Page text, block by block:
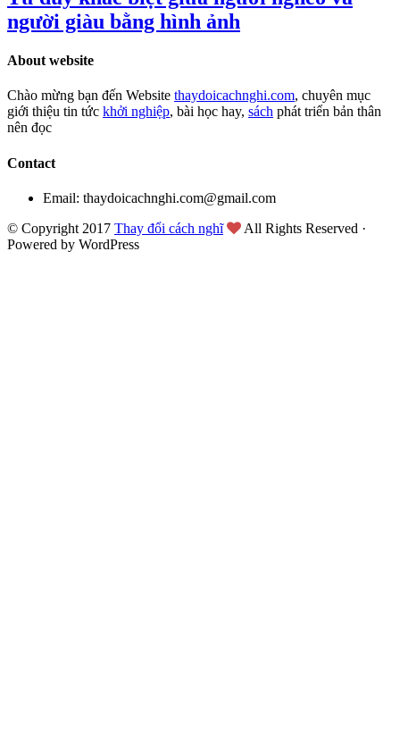
người giàu bằng hình ảnh
About website
Chào mừng bạn đến Website thaydoicachnghi.com, chuyên mục
giới thiệu tin tức khởi nghiệp, bài học hay, sách phát triển bản thân
nên đọc
Contact
Email: thaydoicachnghi.com@gmail.com
© Copyright 2017 Thay đổi cách nghĩ
All Rights Reserved ·
Powered by WordPress